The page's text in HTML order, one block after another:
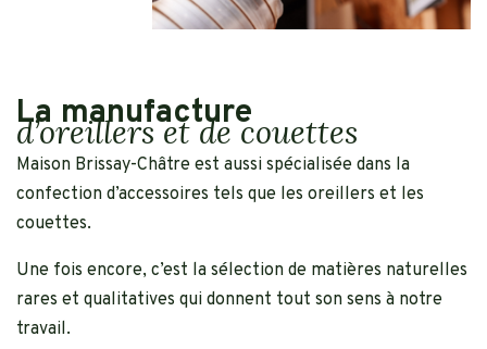
La manufacture
d’oreillers et de couettes
Maison Brissay-Châtre est aussi spécialisée dans la
confection d’accessoires tels que les oreillers et les
couettes.
Une fois encore, c’est la sélection de matières naturelles
rares et qualitatives qui donnent tout son sens à notre
travail.